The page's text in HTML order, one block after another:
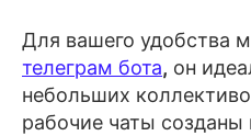
Для вашего удобства
телеграм бота, он
небольших
рабочие чаты созданы